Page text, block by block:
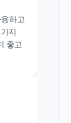
하고
지
좋고